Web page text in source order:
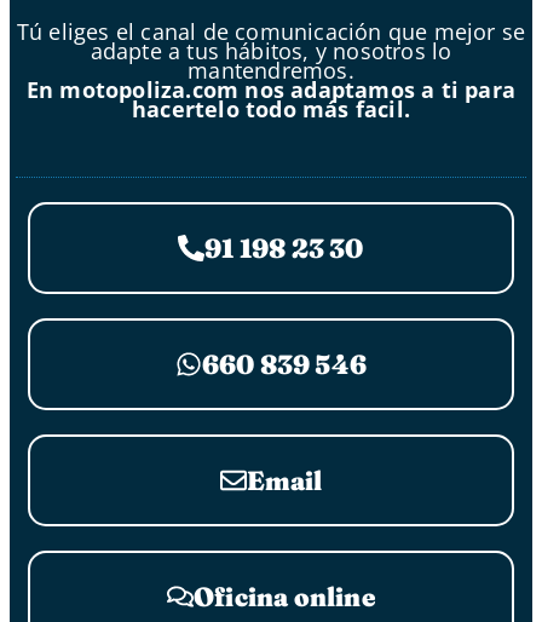
Tú eliges el canal de comunicación que mejor se
adapte a tus hábitos, y nosotros lo
mantendremos.
En motopoliza.com nos adaptamos a ti para
hacertelo todo más facil.
91 198 23 30
660 839 546
Email
Oficina online